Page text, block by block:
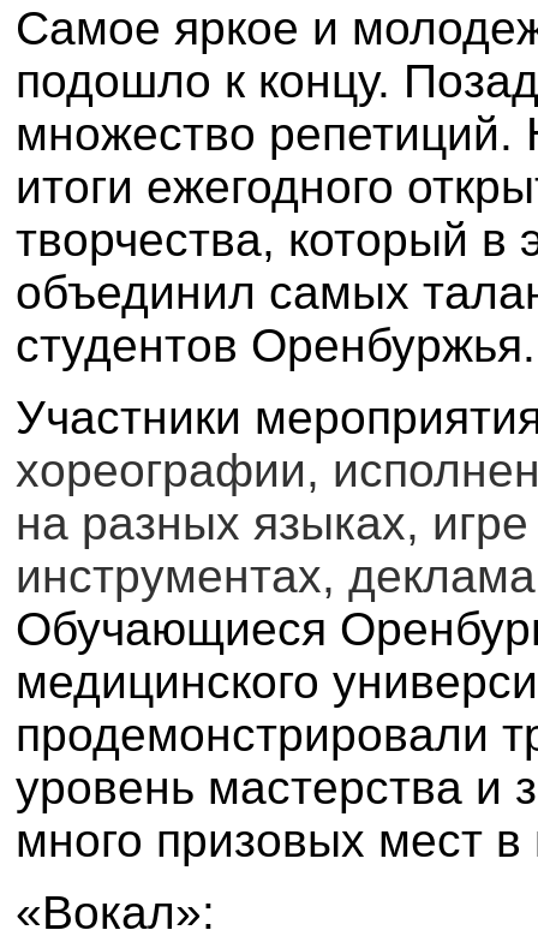
Самое яркое и
подошло к концу.
множество репетиций.
итоги ежегодного
творчества, который в
объединил самых
студентов Оренбуржья.
Участники
хореографии,
на разных языках,
инструментах,
Обучающиеся
медицинского
продемонстрировали
уровень мастерства и
много призовых мест
«Вокал»: